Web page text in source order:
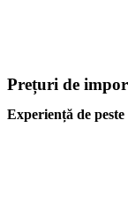
Prețuri de
Experiență de